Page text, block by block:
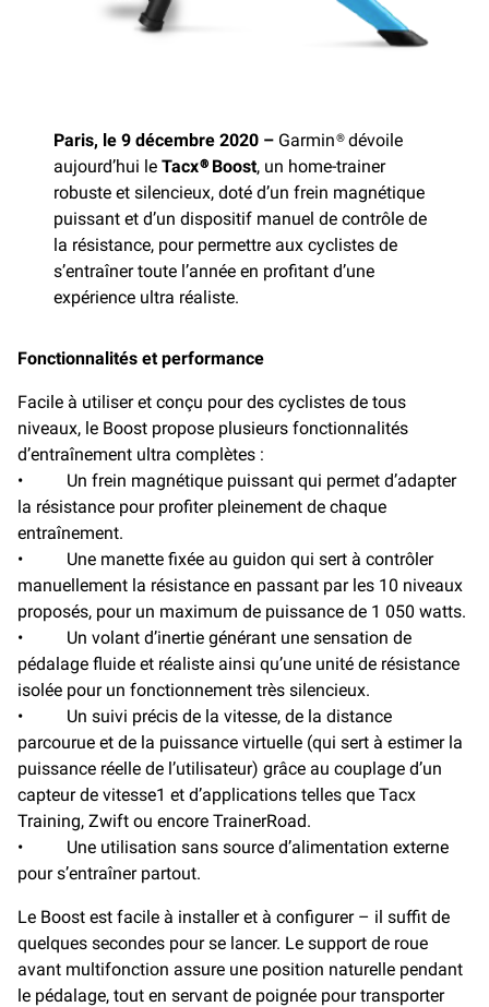
Paris, le 9 décembre 2020 – Garmin® dévoile
aujourd’hui leTacx® Boost, un home-trainer
robuste et silencieux, doté d’un frein magnétique
puissant et d’un dispositif manuel de contrôle de
la résistance, pour permettre aux cyclistes de
s’entraîner toute l’année en profitant d’une
expérience ultra réaliste.
Fonctionnalités et performance
Facile à utiliser et conçu pour des cyclistes de tous
niveaux, le Boost propose plusieurs fonctionnalités
d’entraînement ultra complètes :
• Un frein magnétique puissant qui permet d’adapter
la résistance pour profiter pleinement de chaque
entraînement.
• Une manette fixée au guidon qui sert à contrôler
manuellement la résistance en passant par les 10 niveaux
proposés, pour un maximum de puissance de 1 050 watts.
• Un volant d’inertie générant une sensation de
pédalage fluide et réaliste ainsi qu’une unité de résistance
isolée pour un fonctionnement très silencieux.
• Un suivi précis de la vitesse, de la distance
parcourue et de la puissance virtuelle (qui sert à estimer la
puissance réelle de l’utilisateur) grâce au couplage d’un
capteur de vitesse1 et d’applications telles que Tacx
Training, Zwift ou encore TrainerRoad.
• Une utilisation sans source d’alimentation externe
pour s’entraîner partout.
Le Boost est facile à installer et à configurer – il suffit de
quelques secondes pour se lancer. Le support de roue
avant multifonction assure une position naturelle pendant
le pédalage, tout en servant de poignée pour transporter